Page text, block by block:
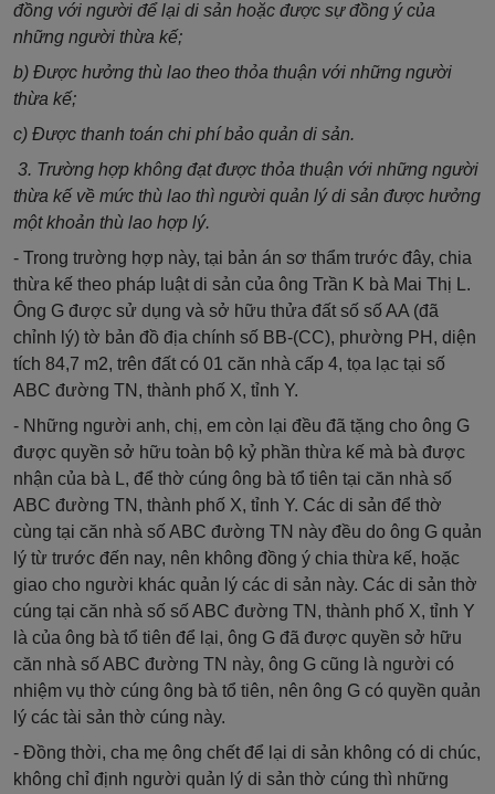
đồng với người để lại di sản hoặc được sự đồng ý của
những người thừa kế;
b) Được hưởng thù lao theo thỏa thuận với những người
thừa kế;
c) Được thanh toán chi phí bảo quản di sản.
3. Trường hợp không đạt được thỏa thuận với những người
thừa kế về mức thù lao thì người quản lý di sản được hưởng
một khoản thù lao hợp lý.
- Trong trường hợp này, tại bản án sơ thẩm trước đây, chia
thừa kế theo pháp luật di sản của ông Trần K bà Mai Thị L.
Ông G được sử dụng và sở hữu thửa đất số số AA (đã
chỉnh lý) tờ bản đồ địa chính số BB-(CC), phường PH, diện
tích 84,7 m2, trên đất có 01 căn nhà cấp 4, tọa lạc tại số
ABC đường TN, thành phố X, tỉnh Y.
- Những người anh, chị, em còn lại đều đã tặng cho ông G
được quyền sở hữu toàn bộ kỷ phần thừa kế mà bà được
nhận của bà L, để thờ cúng ông bà tổ tiên tại căn nhà số
ABC đường TN, thành phố X, tỉnh Y. Các di sản để thờ
cùng tại căn nhà số ABC đường TN này đều do ông G quản
lý từ trước đến nay, nên không đồng ý chia thừa kế, hoặc
giao cho người khác quản lý các di sản này. Các di sản thờ
cúng tại căn nhà số số ABC đường TN, thành phố X, tỉnh Y
là của ông bà tổ tiên để lại, ông G đã được quyền sở hữu
căn nhà số ABC đường TN này, ông G cũng là người có
nhiệm vụ thờ cúng ông bà tổ tiên, nên ông G có quyền quản
lý các tài sản thờ cúng này.
- Đồng thời, cha mẹ ông chết để lại di sản không có di chúc,
không chỉ định người quản lý di sản thờ cúng thì những